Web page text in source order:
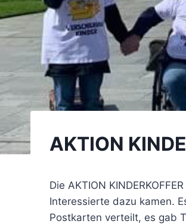
AKTION
Die AKTION
Interessierte dazu kamen.
Postkarten verteilt, es gab